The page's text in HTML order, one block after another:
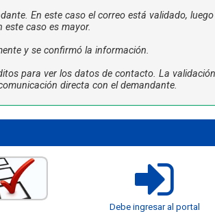
En este caso el correo está validado, luego
caso es mayor.
y se confirmó la información.
para ver los datos de contacto. La
directa con el demandante.
Debe ingresar al portal